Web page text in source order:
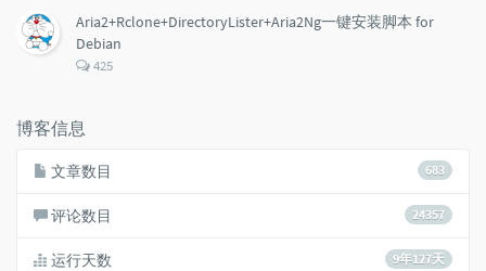
数：
Aria2+Rclone+DirectoryLister+Aria2Ng一键安装脚本 for
Debian
评
425
博客信息
683
文章数目
24357
评论数目
9年127天
运行天数